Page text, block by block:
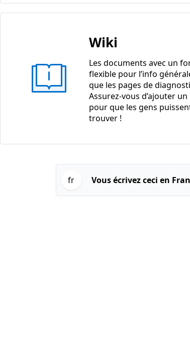
Wiki
Les documents avec un
flexible pour l’info
que les pages de
Assurez-vous d’ajouter un
pour que les gens
trouver !
fr Vous écrivez ceci en